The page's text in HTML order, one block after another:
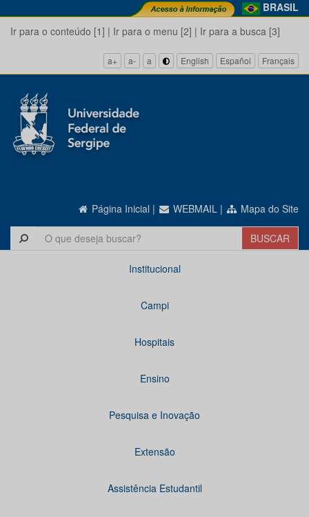
BRASIL
Ir para o conteúdo [1] | Ir para o menu [2] | Ir para a busca [3]
a+ a- a English Español Français
Página Inicial | WEBMAIL | Mapa do Site
Institucional
Campi
Hospitais
Ensino
Pesquisa e Inovação
Extensão
Assistência Estudantil